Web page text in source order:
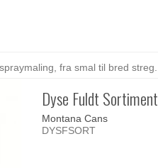
fra smal til bred streg.
Dyse Fuldt Sortiment
Montana Cans
DYSFSORT